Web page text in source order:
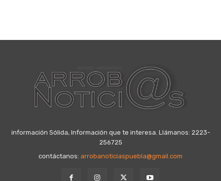
información Sólida, Información que te interesa. Llámanos: 2223-
256725
contáctanos: arrobanoticiaspuebla@gmail.com